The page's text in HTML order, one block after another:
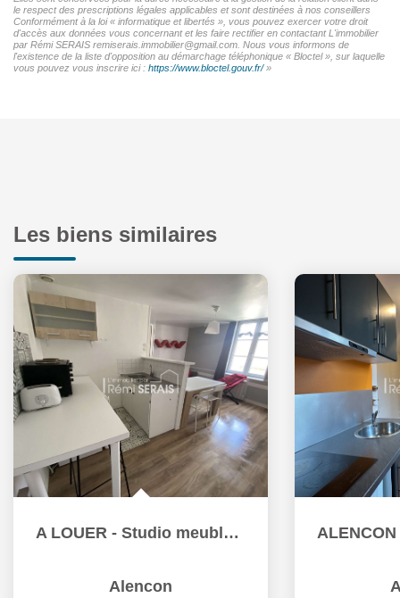
le respect des prescriptions légales applicables et sont destinées à nos conseillers
Conformément à la loi « informatique et libertés », vous pouvez exercer votre droit
d'accès aux données vous concernant et les faire rectifier en contactant L'immobilier
par Rémi SERAIS remiserais.immobilier@gmail.com. Nous vous informons de
l'existence de la liste d'opposition au démarchage téléphonique « Bloctel », sur laquelle
vous pouvez vous inscrire ici : https://www.bloctel.gouv.fr/»
Les biens similaires
A LOUER - Studio meublé à Alençon
Alencon